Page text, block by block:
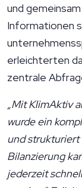
und
Informationen
erleichterten
zentrale
„Mit KlimAktiv
wurde ein
und strukturiert
Bilanzierung
jederzeit